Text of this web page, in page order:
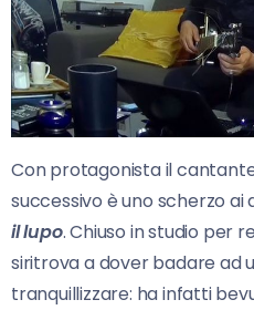
Con protagonista il
successivo è uno scherzo ai
il lupo. Chiuso in studio per
siritrova a dover badare ad
tranquillizzare: ha infatti